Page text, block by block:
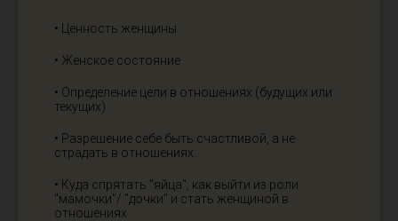
• Ценность женщины
• Женское состояние
• Определение цели в отношениях (будущих или
текущих)
• Разрешение себе быть счастливой, а не
страдать в отношениях.
• Куда спрятать "яйца", как выйти из роли
"мамочки"/ "дочки" и стать женщиной в
отношениях